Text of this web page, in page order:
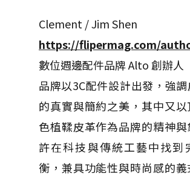
Clement / Jim Shen
https://flipermag.com/
數位週邊配件品牌 Alto 創辦人
品牌以3C配件設計出發，強
的真實與簡約之美，其中又
色植鞣皮革作為品牌的精神
許在科技與傳統工藝中找到
衡，兼具功能性與時尚感的義